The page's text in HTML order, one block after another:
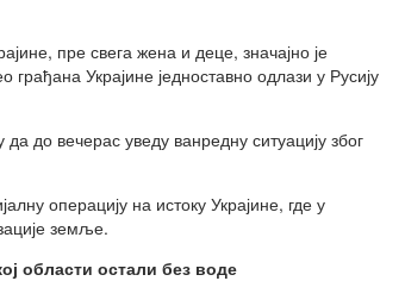
пре свега жена и деце, значајно је
Украјине једноставно одлази у Русију
до вечерас уведу ванредну ситуацију због
операцију на истоку Украјине, где у
земље.
области остали без воде